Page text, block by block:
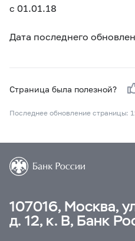
с 01.01.18
Дата последнего
Страница была полезной?
Последнее обновление страницы:
107016, Москва,
д. 12, к. В, Банк